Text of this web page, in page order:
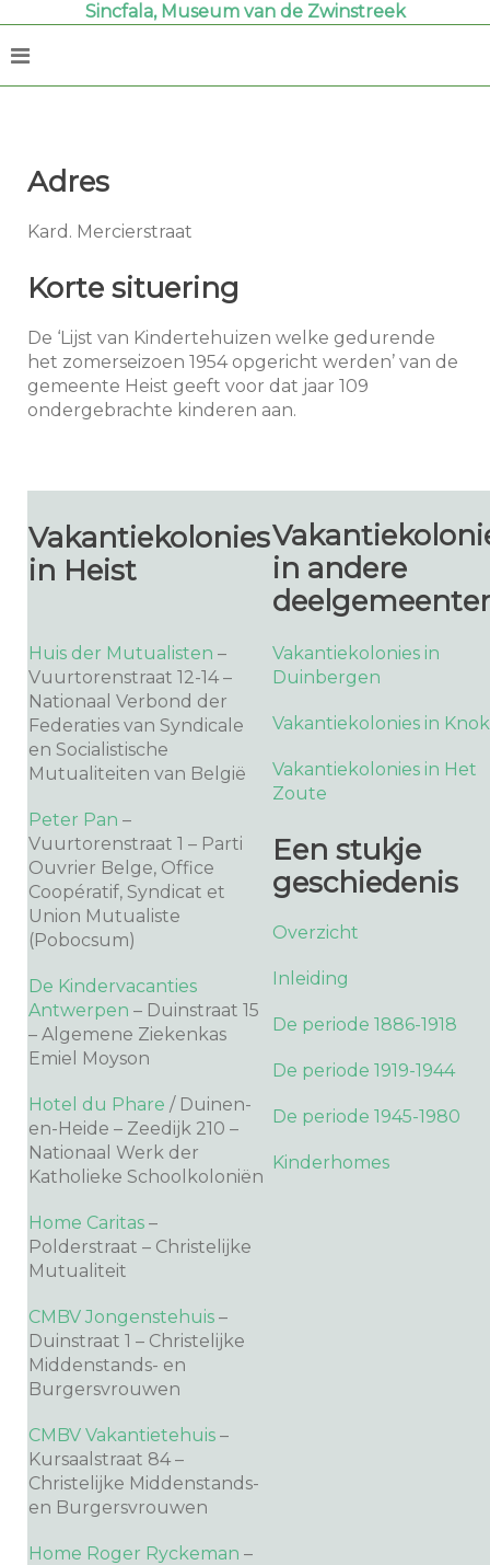
Sincfala, Museum van de Zwinstreek
Adres
Kard. Mercierstraat
Korte situering
De ‘Lijst van Kindertehuizen welke gedurende
het zomerseizoen 1954 opgericht werden’ van de
gemeente Heist geeft voor dat jaar 109
ondergebrachte kinderen aan.
Vakantiekolonies
in Heist
in andere
Huis der Mutualisten –
Vuurtorenstraat 12-14 –
Nationaal Verbond der
Federaties van Syndicale
en Socialistische
Mutualiteiten van België
Peter Pan –
Vuurtorenstraat 1 – Parti
Ouvrier Belge, Office
Coopératif, Syndicat et
Union Mutualiste
(Pobocsum)
De Kindervacanties
Antwerpen – Duinstraat 15
– Algemene Ziekenkas
Emiel Moyson
Hotel du Phare / Duinen-
en-Heide – Zeedijk 210 –
Nationaal Werk der
Katholieke Schoolkoloniën
Home Caritas –
Polderstraat – Christelijke
Mutualiteit
CMBV Jongenstehuis –
Duinstraat 1 – Christelijke
Middenstands- en
Burgersvrouwen
CMBV Vakantietehuis –
Kursaalstraat 84 –
Christelijke Middenstands-
en Burgersvrouwen
Home Roger Ryckeman –
Vakantiekolonies in
Duinbergen
Vakantiekolonies in
Vakantiekolonies in Het
Zoute
Een stukje
geschiedenis
Overzicht
Inleiding
De periode 1886-1918
De periode 1919-1944
De periode 1945-1980
Kinderhomes